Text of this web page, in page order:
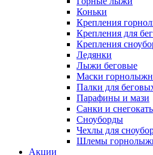
Коньки
Крепления
Крепления для
Крепления
Ледянки
Лыжи беговые
Маски
Палки для
Парафины и мази
Санки и
Сноуборды
Чехлы для
Шлемы
Акции